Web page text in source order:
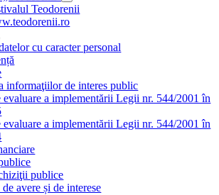
Teodorenii
cu caracter personal
informaţiilor de interes public
evaluare a implementării Legii nr. 544/2001 în
evaluare a implementării Legii nr. 544/2001 în
publice
avere și de interese